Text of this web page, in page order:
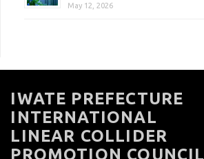
May 12, 2026
IWATE PREFECTURE
INTERNATIONAL
LINEAR COLLIDER
PROMOTION COUNCIL